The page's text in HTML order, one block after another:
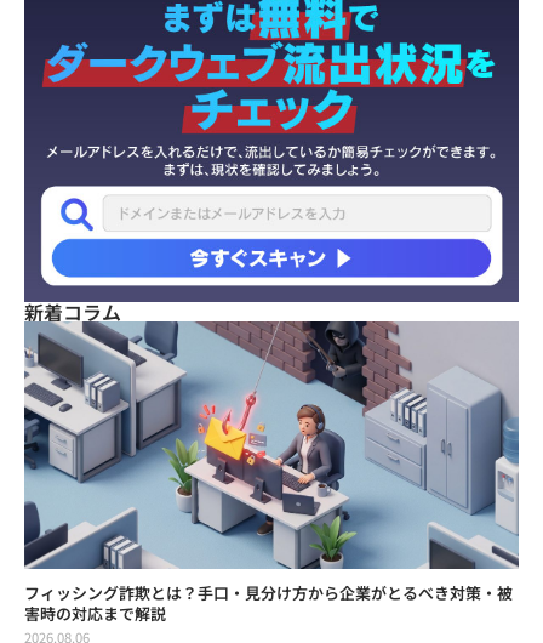
新着コラム
フィッシング詐欺とは？手口・見分け方から企業がとるべき対策・被
害時の対応まで解説
2026.08.06